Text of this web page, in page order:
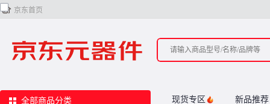
 京东首页
全部商品分类 现货专区 新品推荐